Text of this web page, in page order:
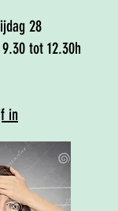
28
tot 12.30h
in​​